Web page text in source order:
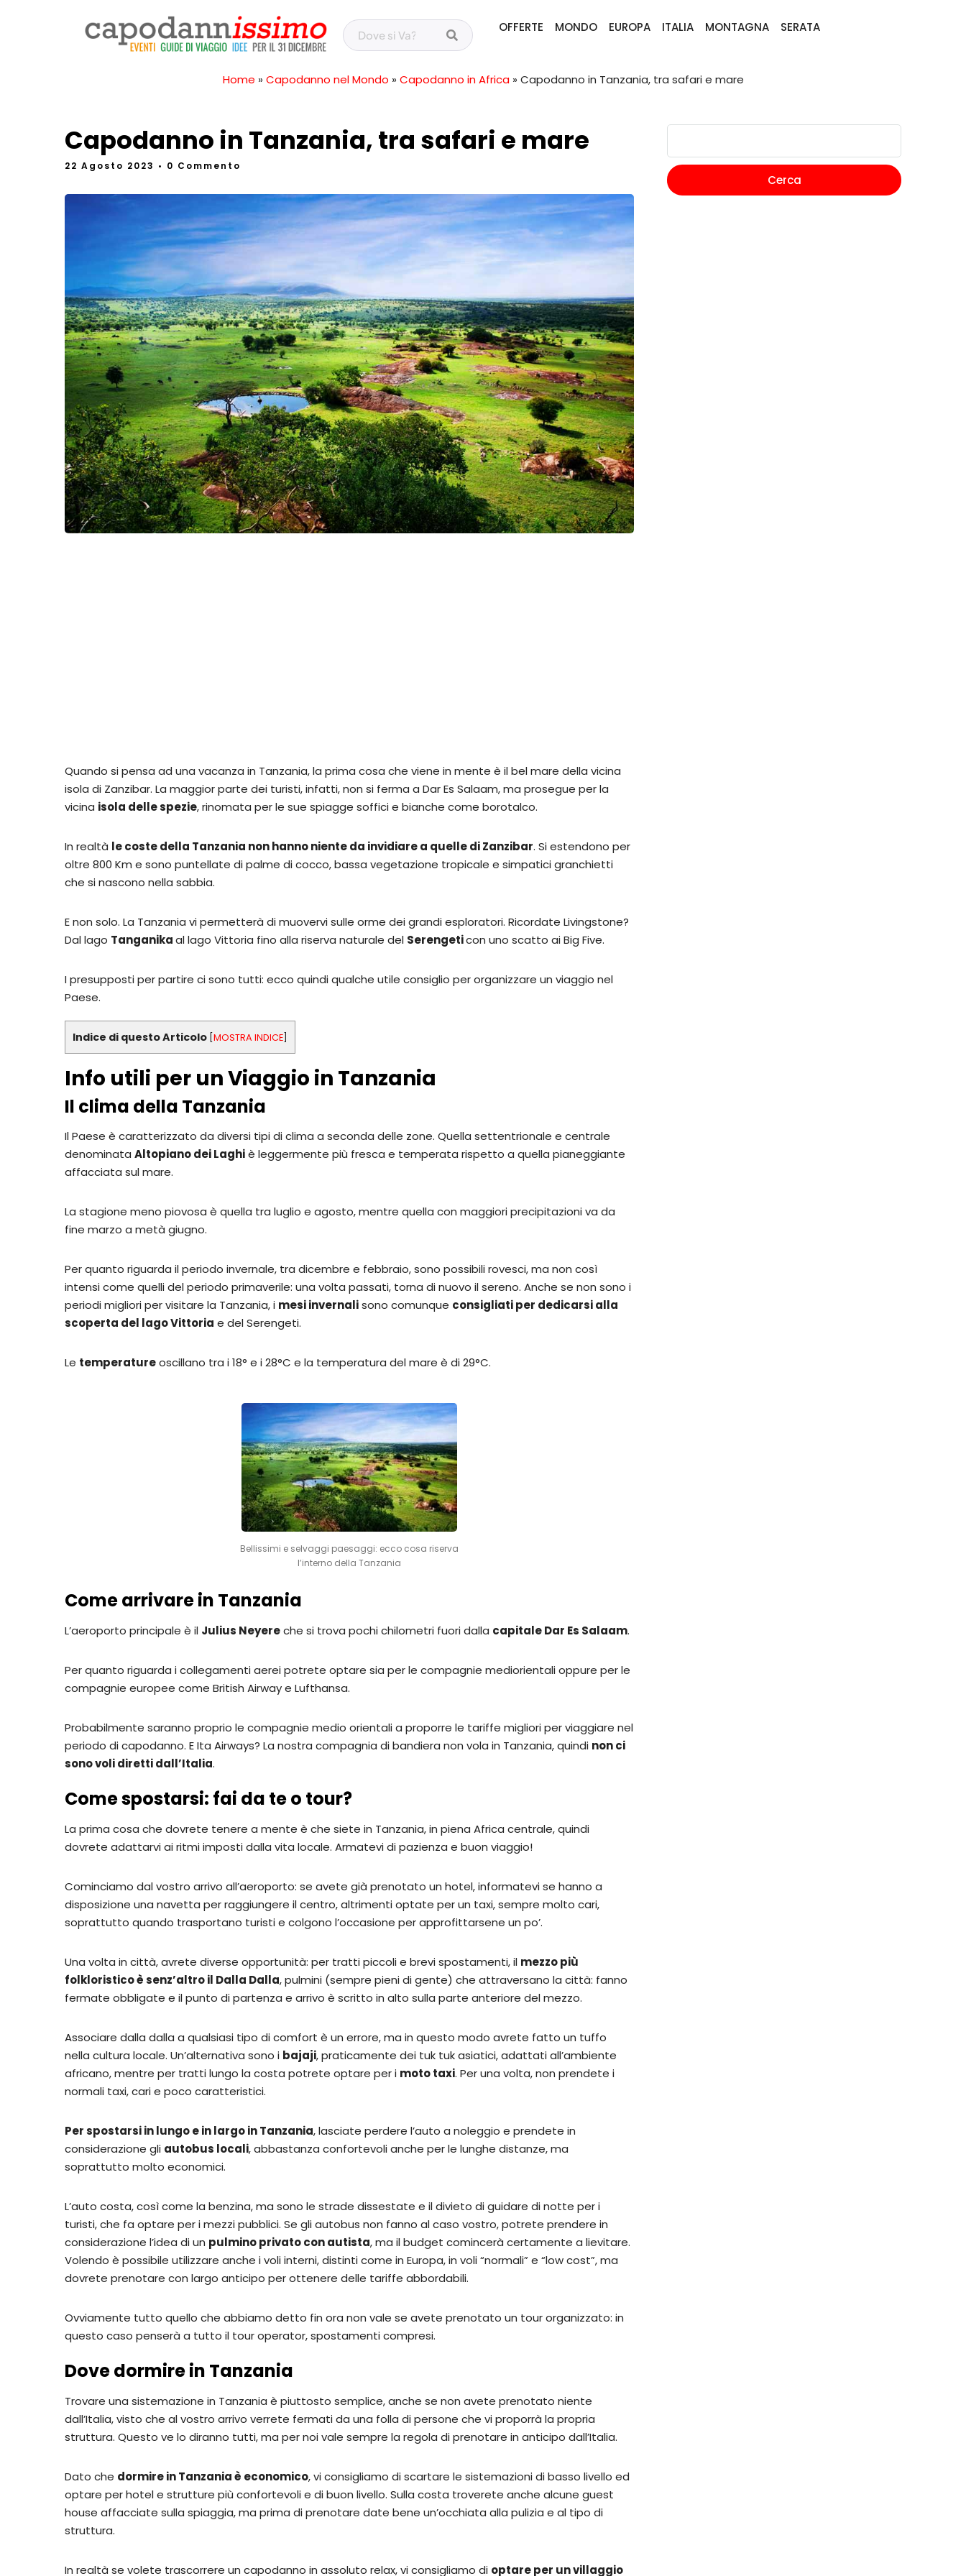
OFFERTE MONDO EUROPA ITALIA MONTAGNA SERATA
Home » Capodanno nel Mondo » Capodanno in Africa » Capodanno in Tanzania, tra safari e mare
Capodanno in Tanzania, tra safari e mare
22 Agosto 2023 • 0 Commento
Quando si pensa ad una vacanza in Tanzania, la prima cosa che viene in mente è il bel mare della vicina
isola di Zanzibar. La maggior parte dei turisti, infatti, non si ferma a Dar Es Salaam, ma prosegue per la
vicina isola delle spezie, rinomata per le sue spiagge soffici e bianche come borotalco.
In realtà le coste della Tanzania non hanno niente da invidiare a quelle di Zanzibar. Si estendono per
oltre 800 Km e sono puntellate di palme di cocco, bassa vegetazione tropicale e simpatici granchietti
che si nascono nella sabbia.
E non solo. La Tanzania vi permetterà di muovervi sulle orme dei grandi esploratori. Ricordate Livingstone?
Dal lago Tanganikaal lago Vittoria fino alla riserva naturale del Serengeticon uno scatto ai Big Five.
I presupposti per partire ci sono tutti: ecco quindi qualche utile consiglio per organizzare un viaggio nel
Paese.
Indice di questo Articolo MOSTRA INDICE
Info utili per un Viaggio in Tanzania
Il clima della Tanzania
Il Paese è caratterizzato da diversi tipi di clima a seconda delle zone. Quella settentrionale e centrale
denominata Altopiano dei Laghiè leggermente più fresca e temperata rispetto a quella pianeggiante
affacciata sul mare.
La stagione meno piovosa è quella tra luglio e agosto, mentre quella con maggiori precipitazioni va da
fine marzo a metà giugno.
Per quanto riguarda il periodo invernale, tra dicembre e febbraio, sono possibili rovesci, ma non così
intensi come quelli del periodo primaverile: una volta passati, torna di nuovo il sereno. Anche se non sono i
periodi migliori per visitare la Tanzania, i mesi invernalisono comunque consigliati per dedicarsi alla
scoperta del lago Vittoria e del Serengeti.
Le temperatureoscillano tra i 18° e i 28°C e la temperatura del mare è di 29°C.
Bellissimi e selvaggi paesaggi: ecco cosa riserva
l’interno della Tanzania
Come arrivare in Tanzania
L’aeroporto principale è il Julius Neyereche si trova pochi chilometri fuori dalla capitale Dar Es Salaam.
Per quanto riguarda i collegamenti aerei potrete optare sia per le compagnie mediorientali oppure per le
compagnie europee come British Airway e Lufthansa.
Probabilmente saranno proprio le compagnie medio orientali a proporre le tariffe migliori per viaggiare nel
periodo di capodanno. E Ita Airways? La nostra compagnia di bandiera non vola in Tanzania, quindi non ci
sono voli diretti dall’Italia.
Come spostarsi: fai da te o tour?
La prima cosa che dovrete tenere a mente è che siete in Tanzania, in piena Africa centrale, quindi
dovrete adattarvi ai ritmi imposti dalla vita locale. Armatevi di pazienza e buon viaggio!
Cominciamo dal vostro arrivo all’aeroporto: se avete già prenotato un hotel, informatevi se hanno a
disposizione una navetta per raggiungere il centro, altrimenti optate per un taxi, sempre molto cari,
soprattutto quando trasportano turisti e colgono l’occasione per approfittarsene un po’.
Una volta in città, avrete diverse opportunità: per tratti piccoli e brevi spostamenti, il mezzo più
folkloristico è senz’altro il Dalla Dalla, pulmini (sempre pieni di gente) che attraversano la città: fanno
fermate obbligate e il punto di partenza e arrivo è scritto in alto sulla parte anteriore del mezzo.
Associare dalla dalla a qualsiasi tipo di comfort è un errore, ma in questo modo avrete fatto un tuffo
nella cultura locale. Un’alternativa sono i bajaji, praticamente dei tuk tuk asiatici, adattati all’ambiente
africano, mentre per tratti lungo la costa potrete optare per i moto taxi. Per una volta, non prendete i
normali taxi, cari e poco caratteristici.
Per spostarsi in lungo e in largo in Tanzania, lasciate perdere l’auto a noleggio e prendete in
considerazione gli autobus locali, abbastanza confortevoli anche per le lunghe distanze, ma
soprattutto molto economici.
L’auto costa, così come la benzina, ma sono le strade dissestate e il divieto di guidare di notte per i
turisti, che fa optare per i mezzi pubblici. Se gli autobus non fanno al caso vostro, potrete prendere in
considerazione l’idea di un pulmino privato con autista, ma il budget comincerà certamente a lievitare.
Volendo è possibile utilizzare anche i voli interni, distinti come in Europa, in voli “normali” e “low cost”, ma
dovrete prenotare con largo anticipo per ottenere delle tariffe abbordabili.
Ovviamente tutto quello che abbiamo detto fin ora non vale se avete prenotato un tour organizzato: in
questo caso penserà a tutto il tour operator, spostamenti compresi.
Dove dormire in Tanzania
Trovare una sistemazione in Tanzania è piuttosto semplice, anche se non avete prenotato niente
dall’Italia, visto che al vostro arrivo verrete fermati da una folla di persone che vi proporrà la propria
struttura. Questo ve lo diranno tutti, ma per noi vale sempre la regola di prenotare in anticipo dall’Italia.
Dato che dormire in Tanzania è economico, vi consigliamo di scartare le sistemazioni di basso livello ed
optare per hotel e strutture più confortevoli e di buon livello. Sulla costa troverete anche alcune guest
house affacciate sulla spiaggia, ma prima di prenotare date bene un’occhiata alla pulizia e al tipo di
struttura.
In realtà se volete trascorrere un capodanno in assoluto relax, vi consigliamo di optare per un villaggio